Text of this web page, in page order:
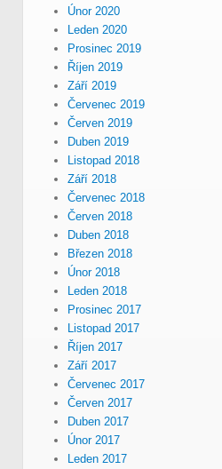
Únor 2020
Leden 2020
Prosinec 2019
Říjen 2019
Září 2019
Červenec 2019
Červen 2019
Duben 2019
Listopad 2018
Září 2018
Červenec 2018
Červen 2018
Duben 2018
Březen 2018
Únor 2018
Leden 2018
Prosinec 2017
Listopad 2017
Říjen 2017
Září 2017
Červenec 2017
Červen 2017
Duben 2017
Únor 2017
Leden 2017